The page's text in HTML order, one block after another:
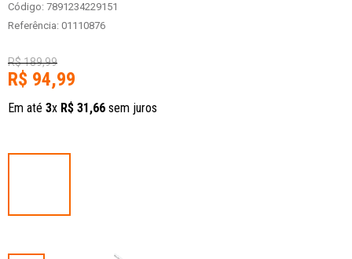
Código: 7891234229151
Referência: 01110876
R$189,99
R$ 94,99
Em até 3x R$ 31,66 sem juros